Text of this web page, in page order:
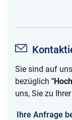
Sie sind auf
bezüglich
uns, Sie zu
Ihre Anfrage